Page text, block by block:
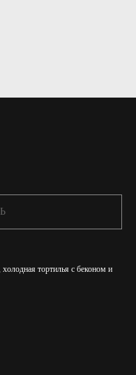
тортилья с беконом и